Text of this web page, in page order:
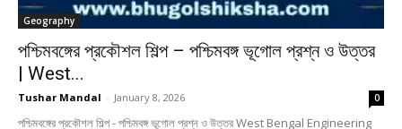
Geography
পশ্চিমবঙ্গের প্রকৌশল শিল্প – পশ্চিমবঙ্গ ভূগোল প্রশ্ন ও উত্তর
| West...
Tushar Mandal - January 8, 2026 0
পশ্চিমবঙ্গের প্রকৌশল শিল্প - পশ্চিমবঙ্গ ভূগোল প্রশ্ন ও উত্তর West Bengal Engineering